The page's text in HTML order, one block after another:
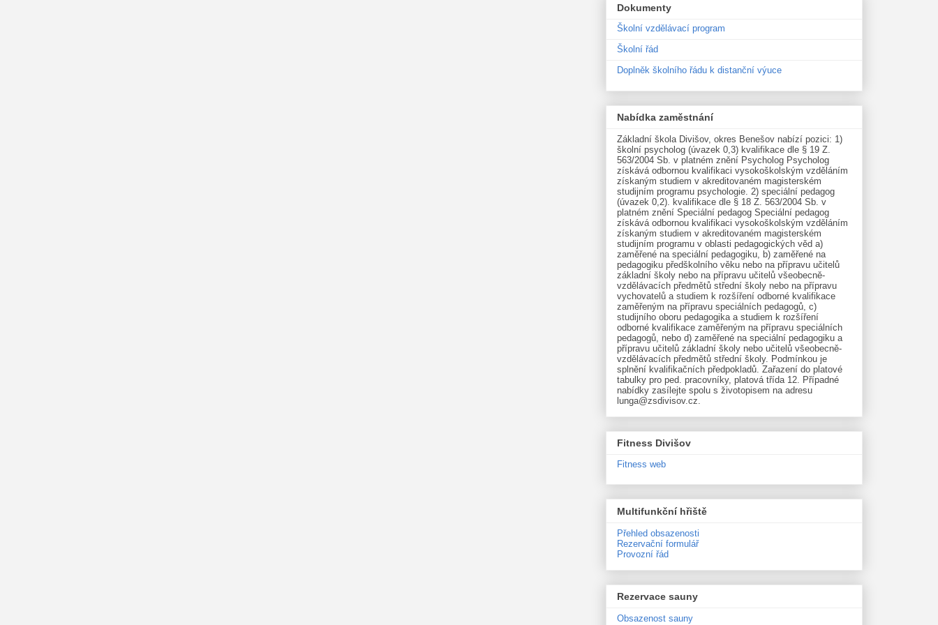
Dokumenty
Školní vzdělávací program
Školní řád
Doplněk školního řádu k distanční výuce
Nabídka zaměstnání
Základní škola Divišov, okres Benešov nabízí pozici: 1)
školní psycholog (úvazek 0,3) kvalifikace dle § 19 Z.
563/2004 Sb. v platném znění Psycholog Psycholog
získává odbornou kvalifikaci vysokoškolským vzděláním
získaným studiem v akreditovaném magisterském
studijním programu psychologie. 2) speciální pedagog
(úvazek 0,2). kvalifikace dle § 18 Z. 563/2004 Sb. v
platném znění Speciální pedagog Speciální pedagog
získává odbornou kvalifikaci vysokoškolským vzděláním
získaným studiem v akreditovaném magisterském
studijním programu v oblasti pedagogických věd a)
zaměřené na speciální pedagogiku, b) zaměřené na
pedagogiku předškolního věku nebo na přípravu učitelů
základní školy nebo na přípravu učitelů všeobecně-
vzdělávacích předmětů střední školy nebo na přípravu
vychovatelů a studiem k rozšíření odborné kvalifikace
zaměřeným na přípravu speciálních pedagogů, c)
studijního oboru pedagogika a studiem k rozšíření
odborné kvalifikace zaměřeným na přípravu speciálních
pedagogů, nebo d) zaměřené na speciální pedagogiku a
přípravu učitelů základní školy nebo učitelů všeobecně-
vzdělávacích předmětů střední školy. Podmínkou je
splnění kvalifikačních předpokladů. Zařazení do platové
tabulky pro ped. pracovníky, platová třída 12. Případné
nabídky zasílejte spolu s životopisem na adresu
lunga@zsdivisov.cz.
Fitness Divišov
Fitness web
Multifunkční hřiště
Přehled obsazenosti
Rezervační formulář
Provozní řád
Rezervace sauny
Obsazenost sauny